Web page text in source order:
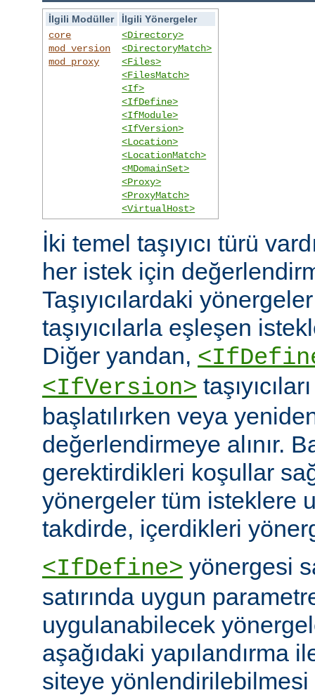
İlgili Modüller
İlgili Yönergeler
core
mod_version
mod_proxy
<Directory>
<DirectoryMatch>
<Files>
<FilesMatch>
<If>
<IfDefine>
<IfModule>
<IfVersion>
<Location>
<LocationMatch>
<MDomainSet>
<Proxy>
<ProxyMatch>
<VirtualHost>
İki temel taşıyıcı türü
her istek için
Taşıyıcılardaki
taşıyıcılarla eşleşen
Diğer yandan,
<IfVersion>
başlatılırken veya
değerlendirmeye alınır.
gerektirdikleri koşullar
yönergeler tüm isteklere
takdirde, içerdikleri
<IfDefine> yönergesi
satırında uygun
uygulanabilecek
aşağıdaki yapılandırma
siteye